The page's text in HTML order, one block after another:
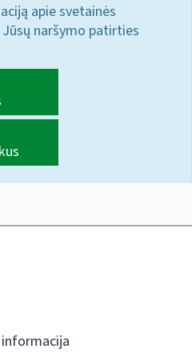
apie svetainės
naršymo patirties